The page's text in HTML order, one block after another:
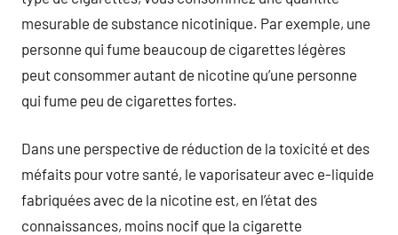
mesurable de substance nicotinique. Par exemple, une
personne qui fume beaucoup de cigarettes légères
peut consommer autant de nicotine qu’une personne
qui fume peu de cigarettes fortes.
Dans une perspective de réduction de la toxicité et des
méfaits pour votre santé, le vaporisateur avec e-liquide
fabriquées avec de la nicotine est, en l’état des
connaissances, moins nocif que la cigarette